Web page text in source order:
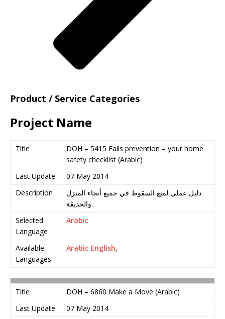
Product / Service Categories
Project Name
Title
DOH – 5415 Falls prevention – your home
safety checklist (Arabic)
Last Update
07 May 2014
Description
دليل عملي لمنع السقوط في جميع أنحاء المنزل
والحديقة.
Selected
Language
Arabic
Available
Languages
Arabic English,
Title
DOH – 6860 Make a Move (Arabic)
Last Update
07 May 2014